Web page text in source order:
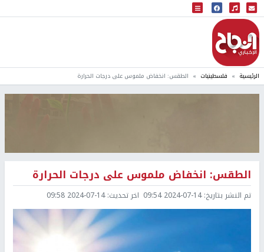
البث المباشر
إذاعة النجاح
الرئيسية فلسطينيات الطقس: انخفاض ملموس على درجات الحرارة
الطقس: انخفاض ملموس على درجات الحرارة
تم النشر بتاريخ:2024-07-14 09:54 اخر تحديث:2024-07-14 09:58